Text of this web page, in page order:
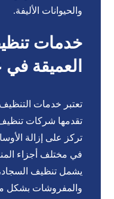
والحيوانات الأليفة.
خدمات
العميقة
تعتبر خدمات
تقدمها شركات
تركز على إزالة
في مختلف أجزاء
يشمل تنظيف السجاد،
والمفروشات بشكل